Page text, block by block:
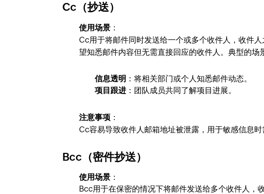
Cc（抄送）
使用场景 ：
Cc用于将邮件同时发送给一个或多个收件人，收件
望知悉邮件内容但无需直接回应的收件人。典型的场
信息透明 ：将相关部门或个人知悉邮件动态。
项目跟进 ：团队成员共同了解项目进展。
注意事项 ：
Cc容易导致收件人邮箱地址被泄露，用于敏感信息时
Bcc（密件抄送）
使用场景 ：
Bcc用于在保密的情况下将邮件发送给多个收件人，